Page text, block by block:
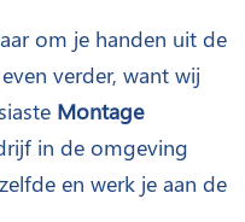
om je handen uit de
verder, want wij
Montage
in de omgeving
en werk je aan de